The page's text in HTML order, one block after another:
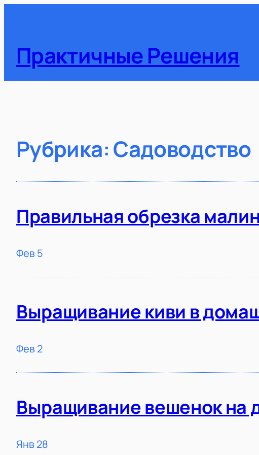
Практичные Решения
Рубрика:Садоводство
Правильная обрезка
Фев 5
Выращивание киви в
Фев 2
Выращивание вешенок на
Янв 28